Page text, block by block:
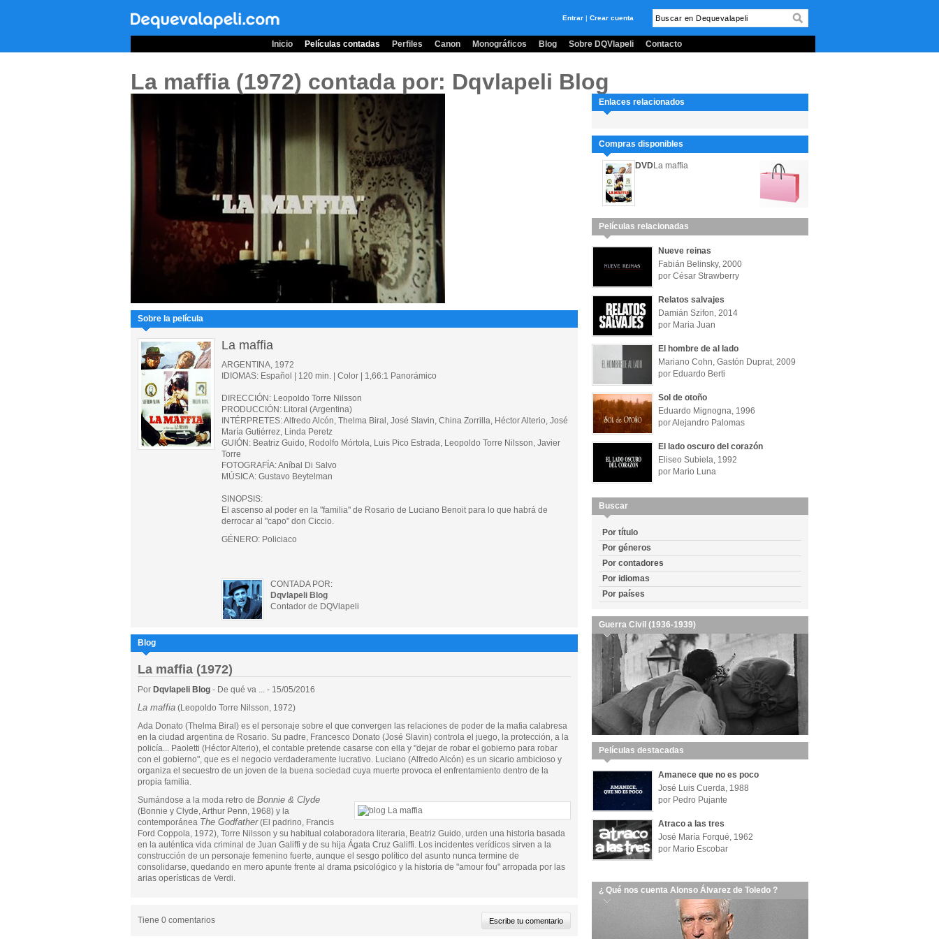
Entrar | Crear cuenta
Inicio Películas contadas Perfiles Canon Monográficos Blog Sobre DQVlapeli Contacto
La maffia (1972) contada por: Dqvlapeli Blog
Sobre la película
La maffia
ARGENTINA, 1972
IDIOMAS: Español | 120 min. | Color | 1,66:1 Panorámico
DIRECCIÓN: Leopoldo Torre Nilsson
PRODUCCIÓN: Litoral (Argentina)
INTÉRPRETES: Alfredo Alcón, Thelma Biral, José Slavin, China Zorrilla, Héctor Alterio, José
María Gutiérrez, Linda Peretz
GUIÓN: Beatriz Guido, Rodolfo Mórtola, Luis Pico Estrada, Leopoldo Torre Nilsson, Javier
Torre
FOTOGRAFÍA: Aníbal Di Salvo
MÚSICA: Gustavo Beytelman
SINOPSIS:
El ascenso al poder en la "familia" de Rosario de Luciano Benoit para lo que habrá de
derrocar al "capo" don Ciccio.
GÉNERO: Policiaco
CONTADA POR:
Dqvlapeli Blog
Contador de DQVlapeli
Blog
La maffia (1972)
Por Dqvlapeli Blog - De qué va ... - 15/05/2016
La maffia (Leopoldo Torre Nilsson, 1972)
Ada Donato (Thelma Biral) es el personaje sobre el que convergen las relaciones de poder de la mafia calabresa
en la ciudad argentina de Rosario. Su padre, Francesco Donato (José Slavin) controla el juego, la protección, a la
policía... Paoletti (Héctor Alterio), el contable pretende casarse con ella y "dejar de robar el gobierno para robar
con el gobierno", que es el negocio verdaderamente lucrativo. Luciano (Alfredo Alcón) es un sicario ambicioso y
organiza el secuestro de un joven de la buena sociedad cuya muerte provoca el enfrentamiento dentro de la
propia familia.
Sumándose a la moda retro de Bonnie & Clyde
(Bonnie y Clyde, Arthur Penn, 1968) y la
contemporánea The Godfather(El padrino, Francis
Ford Coppola, 1972), Torre Nilsson y su habitual colaboradora literaria, Beatriz Guido, urden una historia basada
en la auténtica vida criminal de Juan Galiffi y de su hija Ágata Cruz Galiffi. Los incidentes verídicos sirven a la
construcción de un personaje femenino fuerte, aunque el sesgo político del asunto nunca termine de
consolidarse, quedando en mero apunte frente al drama psicológico y la historia de "amour fou" arropada por las
arias operísticas de Verdi.
Tiene 0 comentarios
Enlaces relacionados
Compras disponibles
DVDLa maffia
Películas relacionadas
Nueve reinas
Fabián Belinsky, 2000
por César Strawberry
Relatos salvajes
Damián Szifon, 2014
por Maria Juan
El hombre de al lado
Mariano Cohn, Gastón Duprat, 2009
por Eduardo Berti
Sol de otoño
Eduardo Mignogna, 1996
por Alejandro Palomas
El lado oscuro del corazón
Eliseo Subiela, 1992
por Mario Luna
Buscar
Por título
Por géneros
Por contadores
Por idiomas
Por países
Guerra Civil (1936-1939)
Películas destacadas
Amanece que no es poco
José Luis Cuerda, 1988
por Pedro Pujante
Atraco a las tres
José María Forqué, 1962
por Mario Escobar
¿ Qué nos cuenta Alonso Álvarez de Toledo ?